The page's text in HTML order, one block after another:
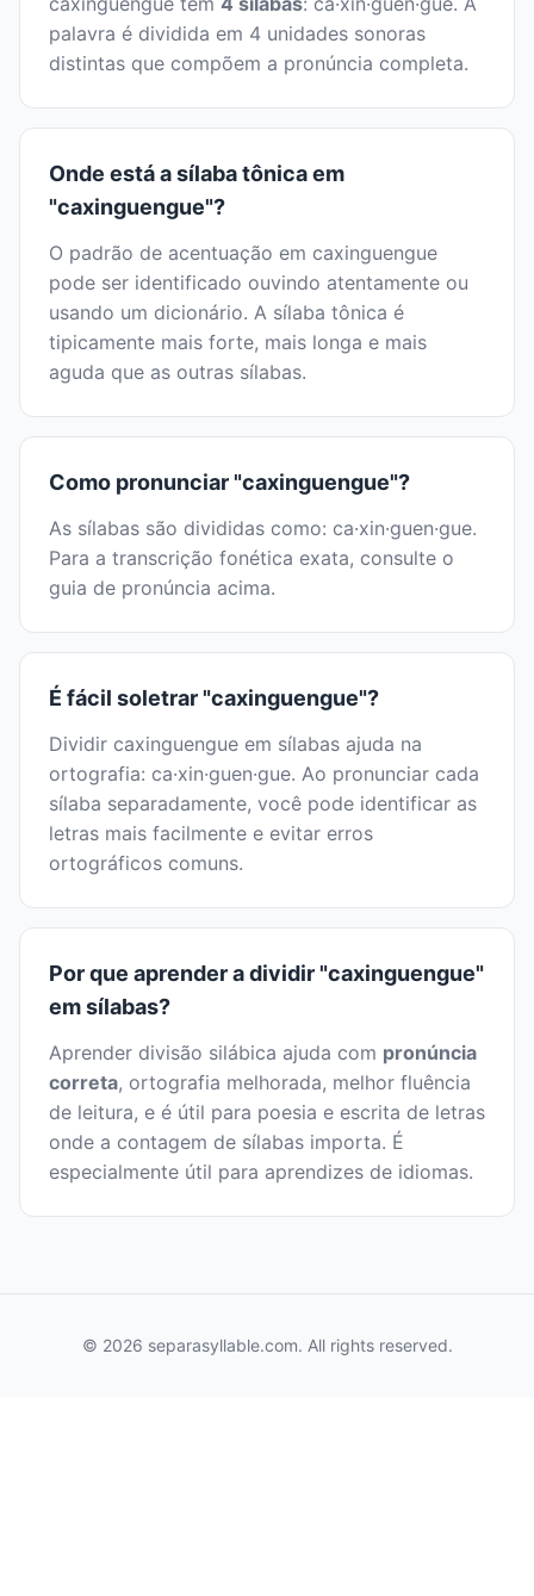
palavra é dividida em 4 unidades sonoras
distintas que compõem a pronúncia completa.
Onde está a sílaba tônica em
"caxinguengue"?
O padrão de acentuação em caxinguengue
pode ser identificado ouvindo atentamente ou
usando um dicionário. A sílaba tônica é
tipicamente mais forte, mais longa e mais
aguda que as outras sílabas.
Como pronunciar "caxinguengue"?
As sílabas são divididas como: ca·xin·guen·gue.
Para a transcrição fonética exata, consulte o
guia de pronúncia acima.
É fácil soletrar "caxinguengue"?
Dividir caxinguengue em sílabas ajuda na
ortografia: ca·xin·guen·gue. Ao pronunciar cada
sílaba separadamente, você pode identificar as
letras mais facilmente e evitar erros
ortográficos comuns.
Por que aprender a dividir "caxinguengue"
em sílabas?
Aprender divisão silábica ajuda com pronúncia
correta, ortografia melhorada, melhor fluência
de leitura, e é útil para poesia e escrita de letras
onde a contagem de sílabas importa. É
especialmente útil para aprendizes de idiomas.
© 2026 separasyllable.com. All rights reserved.